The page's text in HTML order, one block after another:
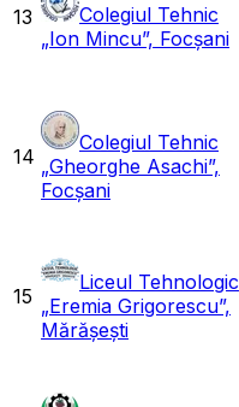
13
Colegiul Tehnic
„Ion Mincu”, Focșani
14
Colegiul Tehnic
„Gheorghe Asachi”,
Focșani
15
Liceul Tehnologic
„Eremia Grigorescu”,
Mărășești